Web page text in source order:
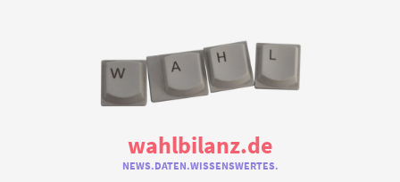
wahlbilanz.de
NEWS.DATEN.WISSENSWERTES.